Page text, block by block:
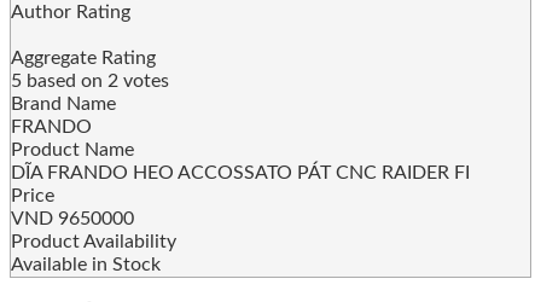
Author Rating
Aggregate Rating
5 based on 2 votes
Brand Name
FRANDO
Product Name
DĨA FRANDO HEO ACCOSSATO PÁT CNC RAIDER FI
Price
VND 9650000
Product Availability
Available in Stock